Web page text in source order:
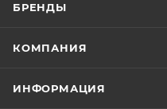
БРЕНДЫ
КОМПАНИЯ
ИНФОРМАЦИЯ